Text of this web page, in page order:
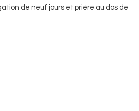
de neuf jours et prière au dos de